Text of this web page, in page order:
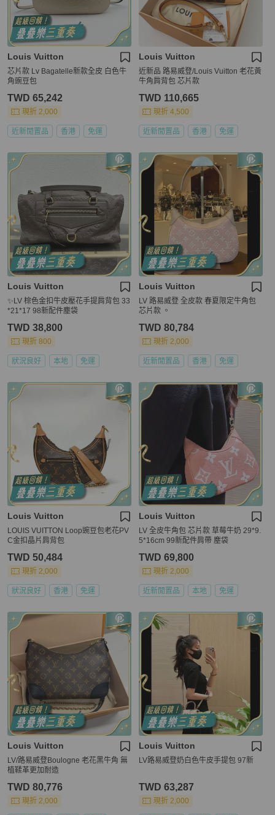
Louis Vuitton
芯片款 Lv Bagatelle新款全皮 白色牛
角豌豆包
TWD 65,242
現折 2,000
近新閒置品 香港 免運
Louis Vuitton
近新品 路易威登/Louis Vuitton 老花黃
牛角肩背包 芯片款
TWD 110,665
現折 4,500
近新閒置品 香港 免運
Louis Vuitton
✨LV 棕色金扣牛皮壓花手提肩背包 33
*21*17 98新配件塵袋
TWD 38,800
現折 800
狀況良好 本地 免運
Louis Vuitton
LV 路易威登 全皮款 春夏限定牛角包
芯片款 。
TWD 80,784
現折 2,000
近新閒置品 香港 免運
Louis Vuitton
LOUIS VUITTON Loop豌豆包老花PV
C金扣晶片肩背包
TWD 50,484
現折 2,000
狀況良好 香港 免運
Louis Vuitton
LV 全皮牛角包 芯片款 草莓牛奶 29*9.
5*16cm 99新配件肩帶 塵袋
TWD 69,800
現折 2,000
近新閒置品 本地 免運
Louis Vuitton
LV/路易威登Boulogne 老花黑牛角 無
植鞣革更加耐造
TWD 80,776
現折 2,000
Louis Vuitton
LV路易威登奶白色牛皮手提包 97新
TWD 63,287
現折 2,000